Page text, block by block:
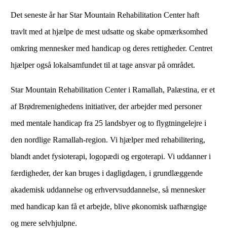
Det seneste år har Star Mountain Rehabilitation Center haft
travlt med at hjælpe de mest udsatte og skabe opmærksomhed
omkring mennesker med handicap og deres rettigheder. Centret
hjælper også lokalsamfundet til at tage ansvar på området.
Star Mountain Rehabilitation Center i Ramallah, Palæstina, er et
af Brødremenighedens initiativer, der arbejder med personer
med mentale handicap fra 25 landsbyer og to flygtningelejre i
den nordlige Ramallah-region. Vi hjælper med rehabilitering,
blandt andet fysioterapi, logopædi og ergoterapi. Vi uddanner i
færdigheder, der kan bruges i dagligdagen, i grundlæggende
akademisk uddannelse og erhvervsuddannelse, så mennesker
med handicap kan få et arbejde, blive økonomisk uafhængige
og mere selvhjulpne.